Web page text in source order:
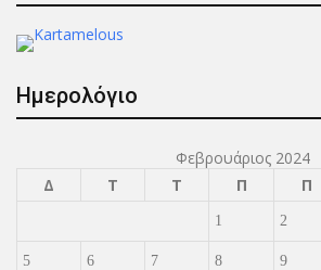
Ημερολόγιο
Φεβρουάριος 2024
Δ
Τ Τ Π Π
1 2
5 6 7 8 9